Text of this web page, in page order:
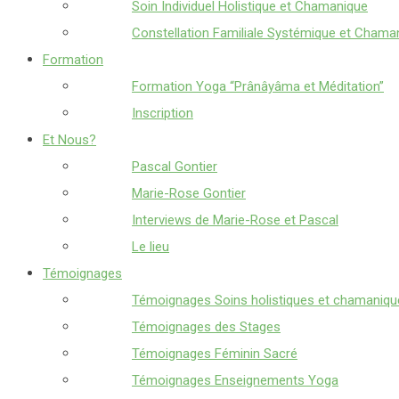
Soin Individuel Holistique et Chamanique
Constellation Familiale Systémique et
Formation
Formation Yoga “Prânâyâma et Méditation”
Inscription
Et Nous?
Pascal Gontier
Marie-Rose Gontier
Interviews de Marie-Rose et Pascal
Le lieu
Témoignages
Témoignages Soins holistiques et
Témoignages des Stages
Témoignages Féminin Sacré
Témoignages Enseignements Yoga